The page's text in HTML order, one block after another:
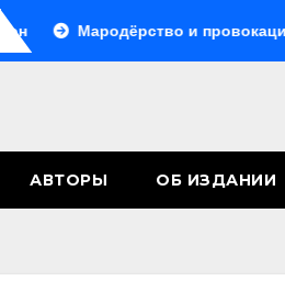
Мародёрство и провокации – как
АВТОРЫ ОБ ИЗДАНИИ